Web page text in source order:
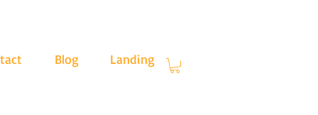
Blog Landing